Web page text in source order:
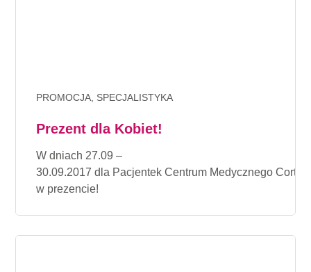
PROMOCJA, SPECJALISTYKA
Prezent dla Kobiet!
W dniach 27.09 –
30.09.2017 dla Pacjentek Centrum Medycznego
w prezencie!